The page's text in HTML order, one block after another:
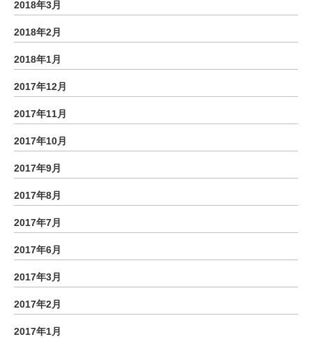
2018年3月
2018年2月
2018年1月
2017年12月
2017年11月
2017年10月
2017年9月
2017年8月
2017年7月
2017年6月
2017年3月
2017年2月
2017年1月